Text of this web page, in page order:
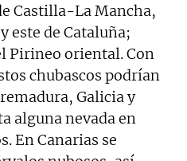
Castilla-La Mancha,
este de Cataluña;
Pirineo oriental. Con
chubascos podrían
Galicia y
alguna nevada en
En Canarias se